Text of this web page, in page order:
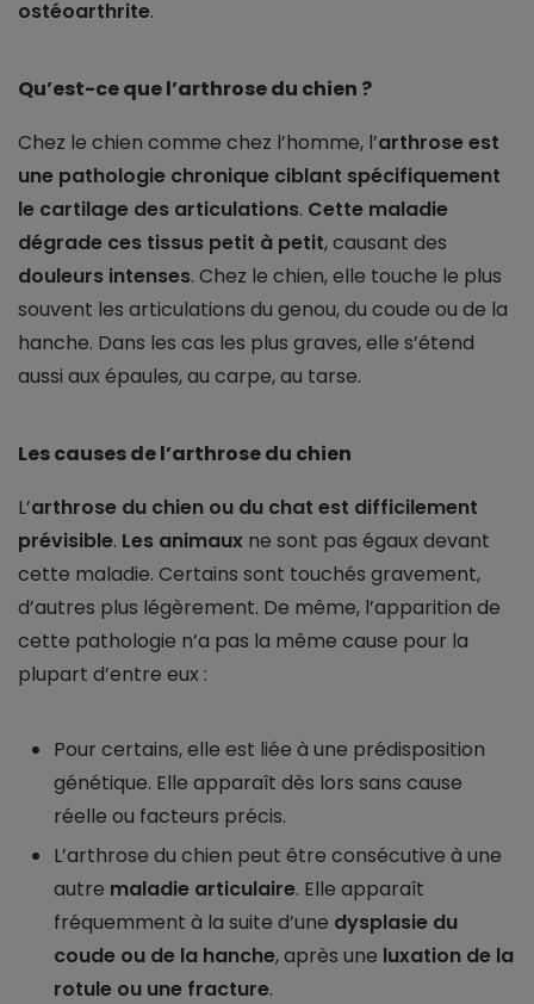
ostéoarthrite.
Qu’est-ce que l’arthrose du chien ?
Chez le chien comme chez l’homme, l’arthrose est
une pathologie chronique ciblant spécifiquement
le cartilage des articulations. Cette maladie
dégrade ces tissus petit à petit, causant des
douleurs intenses. Chez le chien, elle touche le plus
souvent les articulations du genou, du coude ou de la
hanche. Dans les cas les plus graves, elle s’étend
aussi aux épaules, au carpe, au tarse.
Les causes de l’arthrose du chien
L’arthrose du chien ou du chat est difficilement
prévisible. Les animaux ne sont pas égaux devant
cette maladie. Certains sont touchés gravement,
d’autres plus légèrement. De même, l’apparition de
cette pathologie n’a pas la même cause pour la
plupart d’entre eux :
Pour certains, elle est liée à une prédisposition
génétique. Elle apparaît dès lors sans cause
réelle ou facteurs précis.
L’arthrose du chien peut être consécutive à une
autre maladie articulaire. Elle apparaît
fréquemment à la suite d’une dysplasie du
coude ou de la hanche, après une luxation de la
rotule ou une fracture.